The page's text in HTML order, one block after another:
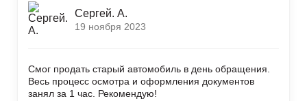
Сергей. А.
19 ноября 2023
Смог продать старый автомобиль в день обращения.
Весь процесс осмотра и оформления документов
занял за 1 час. Рекомендую!